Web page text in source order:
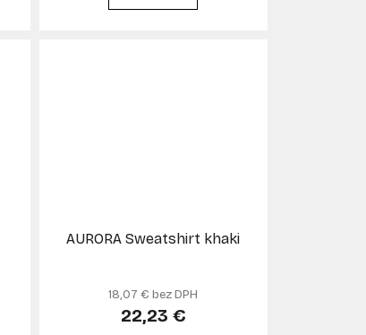
AURORA Sweatshirt khaki
18,07 € bez DPH
22,23 €